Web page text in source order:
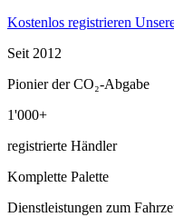
Kostenlos registrieren
Seit 2012
Pionier der CO₂-Abgabe
1'000+
registrierte Händler
Komplette Palette
Dienstleistungen zum